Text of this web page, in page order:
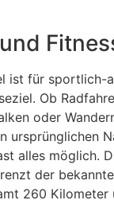
ist für sportlich-
Ob
oder
ursprünglichen
alles möglich.
der
260 Kilometer